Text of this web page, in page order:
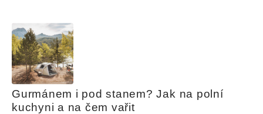
Gurmánem i pod stanem? Jak na polní
kuchyni a na čem vařit